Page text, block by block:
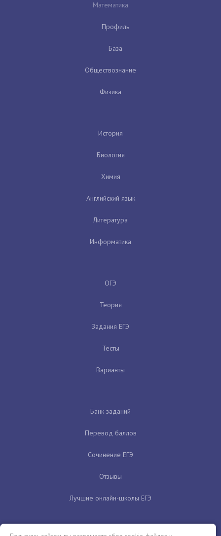
Математика
Профиль
База
Обществознание
Физика
История
Биология
Химия
Английский язык
Литература
Информатика
ОГЭ
Теория
Задания ЕГЭ
Тесты
Варианты
Банк заданий
Перевод баллов
Сочинение ЕГЭ
Отзывы
Лучшие онлайн-школы ЕГЭ